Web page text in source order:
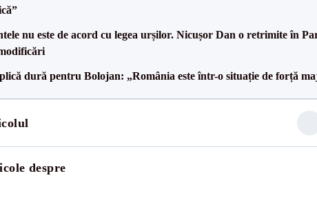
nu este de acord cu legea urșilor. Nicușor Dan o retrimite în
dură pentru Bolojan: „România este într-o situație de forță
despre